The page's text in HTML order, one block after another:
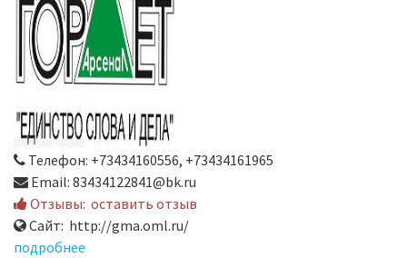
Телефон: +73434160556, +73434161965
Email: 83434122841@bk.ru
Отзывы: оставить отзыв
Сайт: http://gma.oml.ru/
подробнее